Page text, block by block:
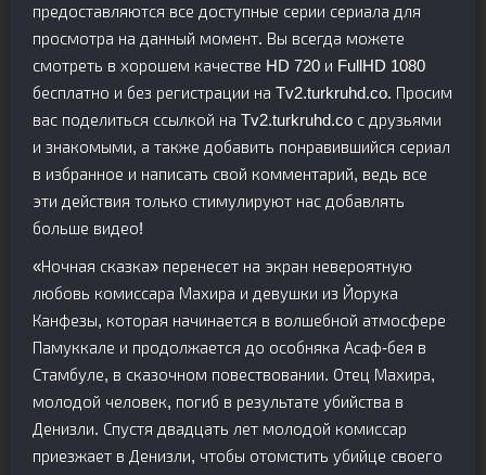
предоставляются все доступные серии сериала для
просмотра на данный момент. Вы всегда можете
смотреть в хорошем качестве HD 720 и FullHD 1080
бесплатно и без регистрации на Tv2.turkruhd.co. Просим
вас поделиться ссылкой на Tv2.turkruhd.co с друзьями
и знакомыми, а также добавить понравившийся сериал
в избранное и написать свой комментарий, ведь все
эти действия только стимулируют нас добавлять
больше видео!
«Ночная сказка» перенесет на экран невероятную
любовь комиссара Махира и девушки из Йорука
Канфезы, которая начинается в волшебной атмосфере
Памуккале и продолжается до особняка Асаф-бея в
Стамбуле, в сказочном повествовании. Отец Махира,
молодой человек, погиб в результате убийства в
Денизли. Спустя двадцать лет молодой комиссар
приезжает в Денизли, чтобы отомстить убийце своего